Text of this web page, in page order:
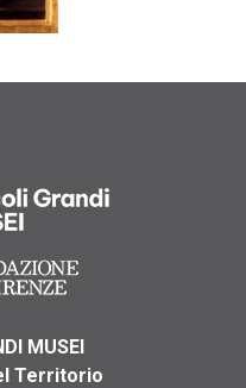
MUSEI
Territorio